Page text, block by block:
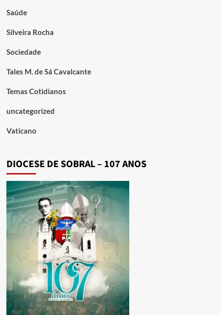
Saúde
Silveira Rocha
Sociedade
Tales M. de Sá Cavalcante
Temas Cotidianos
uncategorized
Vaticano
DIOCESE DE SOBRAL – 107 ANOS